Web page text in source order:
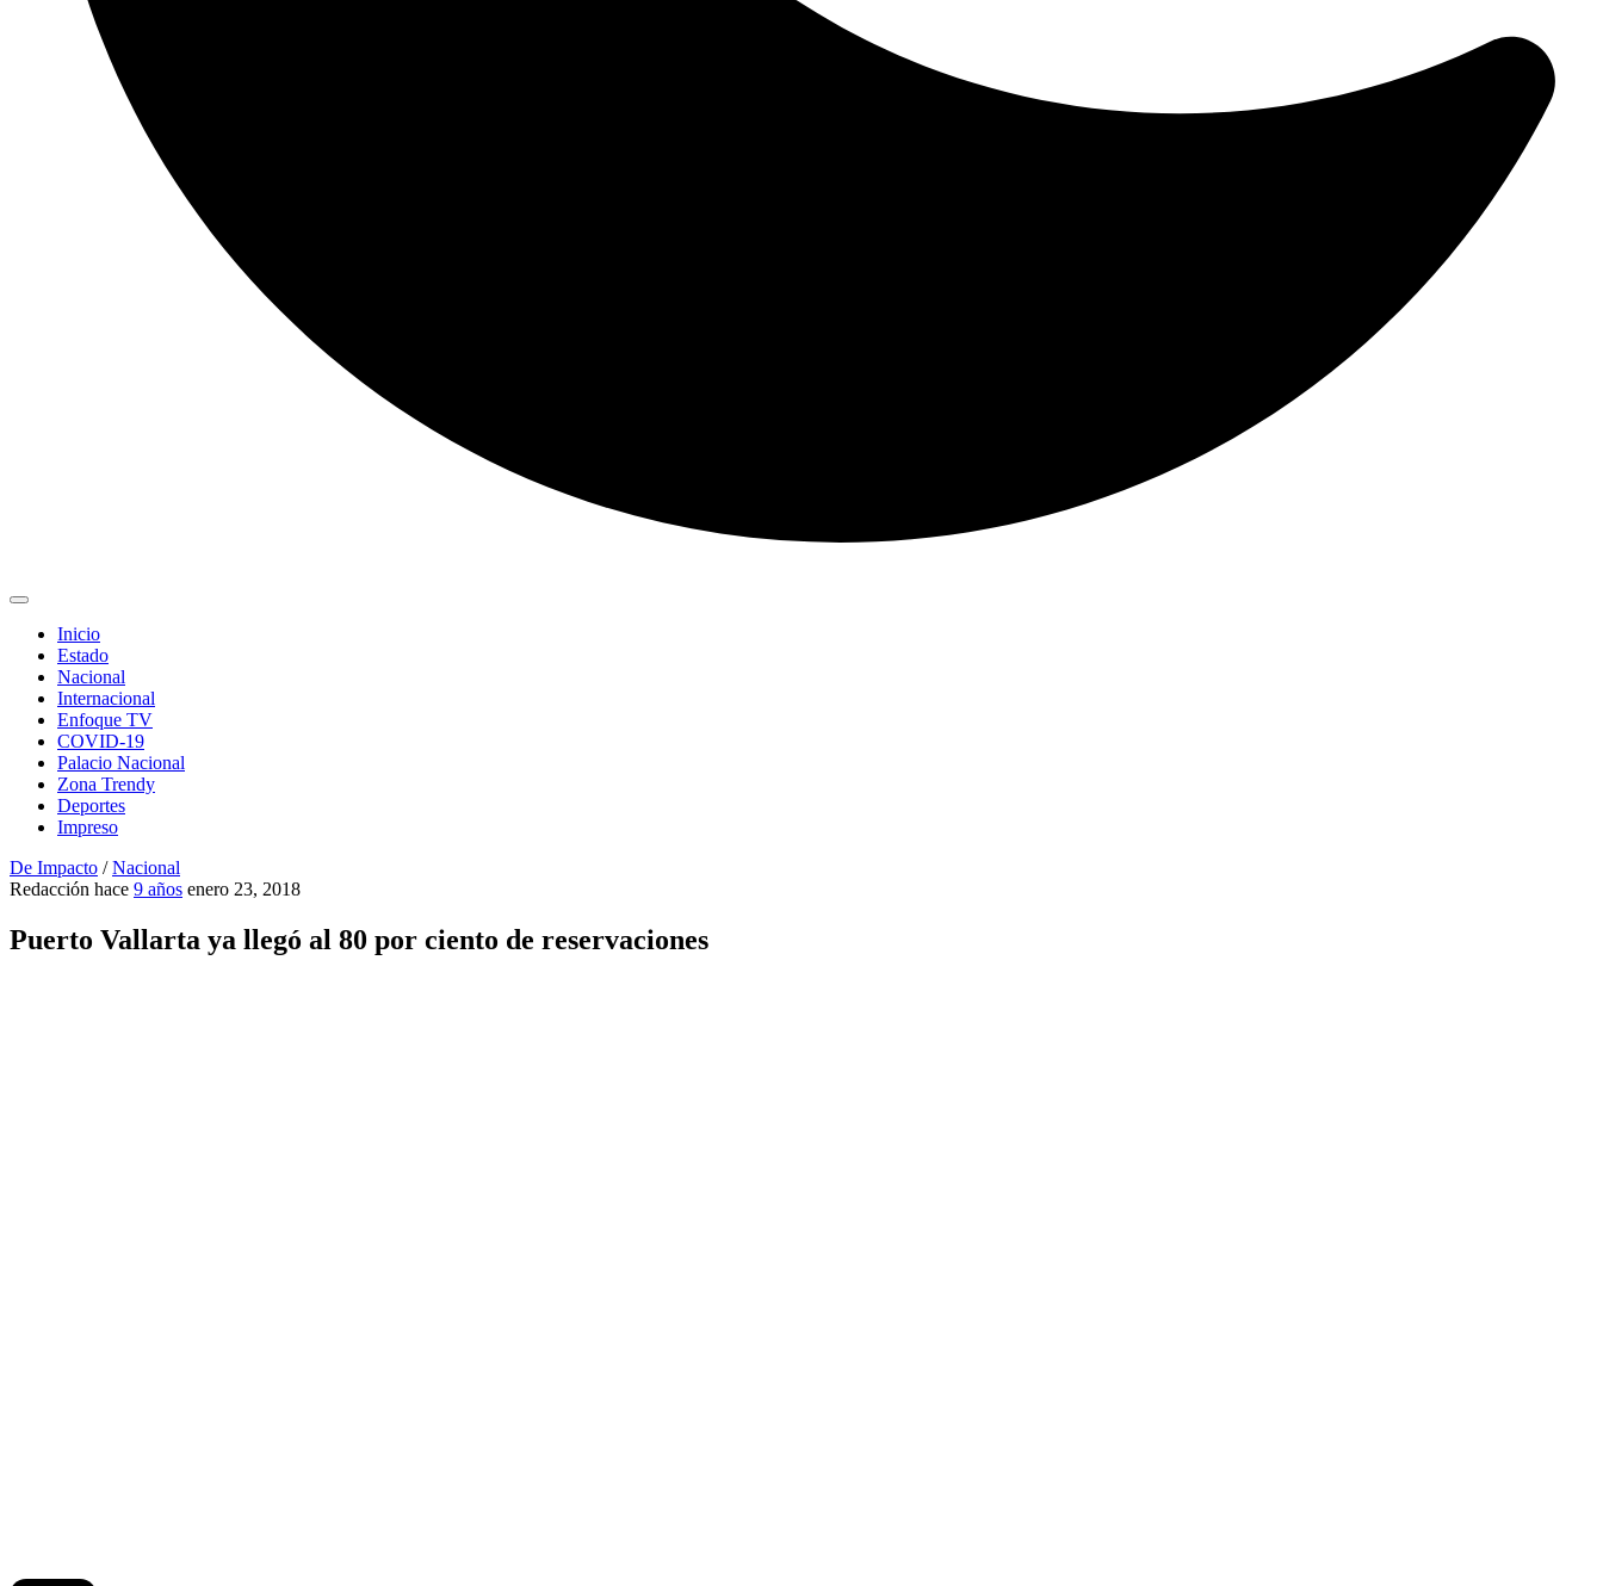
Inicio
Estado
Nacional
Internacional
Enfoque TV
COVID-19
Palacio Nacional
Zona Trendy
Deportes
Impreso
De Impacto /Nacional
Redacción hace 9 años enero 23, 2018
Puerto Vallarta ya llegó al 80 por ciento de reservaciones